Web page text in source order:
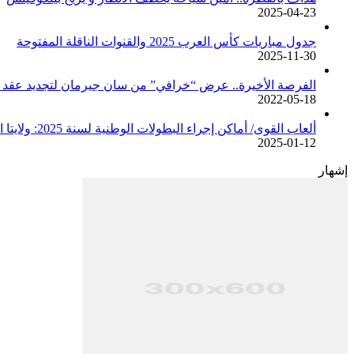
2025-04-23
جدول مباريات كأس العرب 2025 والقنوات الناقلة المفتوحة
2025-11-30
الفرصة الأخيرة.. عرض “خرافي” من سان جيرمان لتجديد عقد
2022-05-18
ألعاب القوى/ أماكن إجراء البطولات الوطنية لسنة 2025: ولايتا الجزائر وبجاية تحتضنان أغلبية المسابقات /اتحادية/
2025-01-12
إشهار